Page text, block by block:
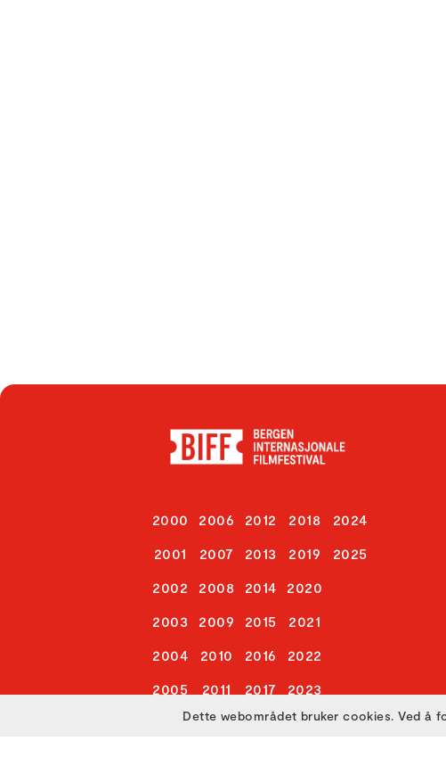
2000
2001
2002
2003
2004
2005
2006
2007
2008
2009
2010
2011
2012
2013
2014
2015
2016
2017
2018
2019
2020
2021
2022
2023
2024
2025
Dette webområdet bruker cookies. Ved å